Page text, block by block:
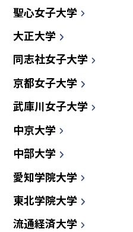
聖心女子大学
大正大学
同志社女子大学
京都女子大学
武庫川女子大学
中京大学
中部大学
愛知学院大学
東北学院大学
流通経済大学